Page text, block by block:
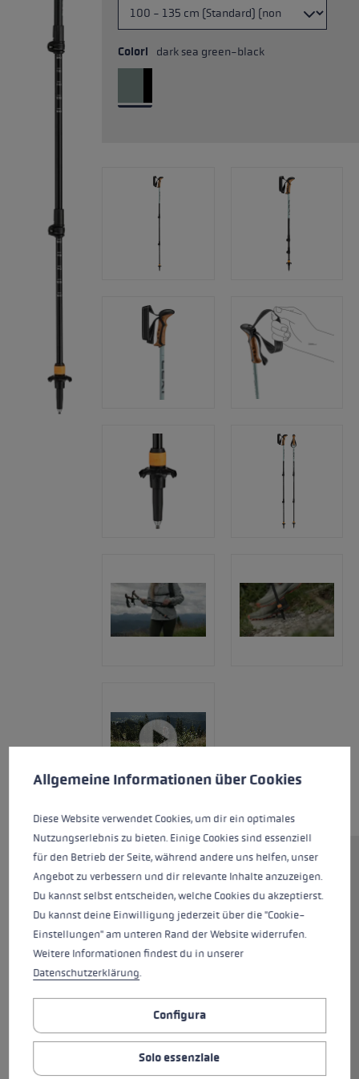
Colori dark sea green-black
bastoncino da trekking per
qualunque avventura in
montagna. È importante
sui tendini e sulle articolazioni
durante le escursioni più lunghe
e impegnative. A ciò provvede il
sistema di ammortizzazione
Antishock, integrato sopra la
Preferenze per i cookie
Allgemeine Informationen über Cookies
Diese Website verwendet Cookies, um dir ein optimales
Nutzungserlebnis zu bieten. Einige Cookies sind essenziell
für den Betrieb der Seite, während andere uns helfen, unser
Angebot zu verbessern und dir relevante Inhalte anzuzeigen.
Du kannst selbst entscheiden, welche Cookies du akzeptierst.
Du kannst deine Einwilligung jederzeit über die "Cookie-
Einstellungen" am unteren Rand der Website widerrufen.
Weitere Informationen findest du in unserer
Datenschutzerklärung.
Configura
Solo essenziale